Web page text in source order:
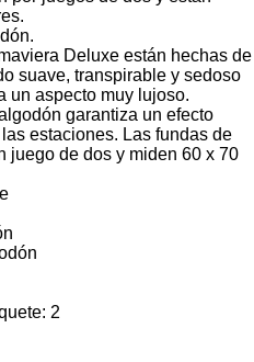
Deluxe están hechas de
suave, transpirable y sedoso
un aspecto muy lujoso.
garantiza un efecto
estaciones. Las fundas de
juego de dos y miden 60 x 70
2